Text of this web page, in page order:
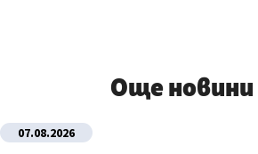
Още новини
07.08.2026